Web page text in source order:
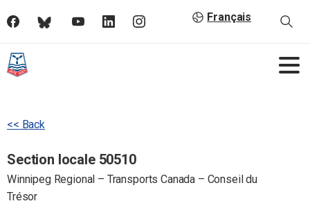
Français
<< Back
Section locale 50510
Winnipeg Regional – Transports Canada – Conseil du
Trésor